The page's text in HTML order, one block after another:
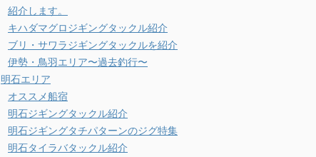
紹介します。
キハダマグロジギングタックル紹介
ブリ・サワラジギングタックルを紹介
伊勢・鳥羽エリア〜過去釣行〜
明石エリア
オススメ船宿
明石ジギングタックル紹介
明石ジギングタチパターンのジグ特集
明石タイラバタックル紹介